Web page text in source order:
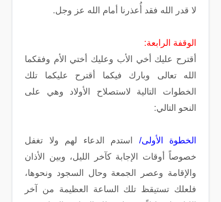
لا قدر الله فقد أُعذرنا أمام الله عز وجل.
الوقفة الرابعة:
أقترح عليك أخي الأب وعليك أختي الأم وفقكما
الله تعالى وبارك فيكما أقترح عليكما تلك
الخطوات التالية لاستصلاح الأولاد وهي على
النحو التالي:
الخطوة الأولى/ استدم الدعاء لهم ولا تغفل
خصوصاً أوقات الإجابة كآخر الليل، وبين الأذان
والإقامة وعصر الجمعة وحال السجود ونحوها،
فلعلك تستيقظ تلك الساعة العظيمة من آخر